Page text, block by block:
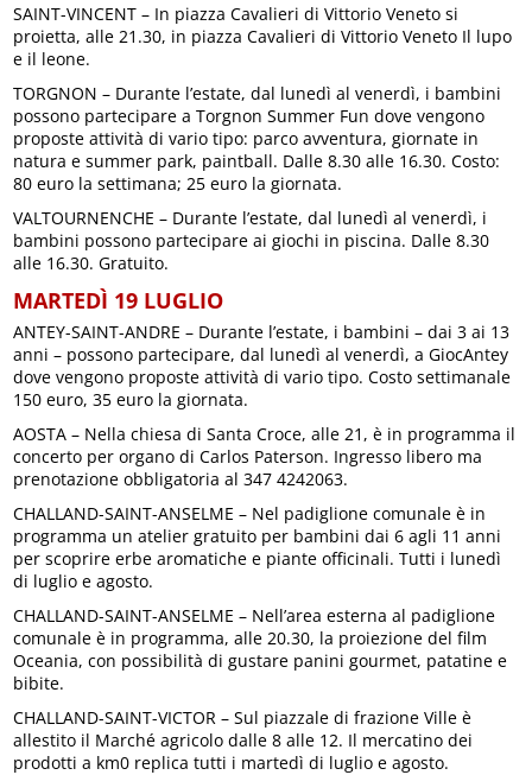
SAINT-VINCENT – In piazza Cavalieri di Vittorio Veneto si
proietta, alle 21.30, in piazza Cavalieri di Vittorio Veneto Il lupo
e il leone.
TORGNON – Durante l’estate, dal lunedì al venerdì, i bambini
possono partecipare a Torgnon Summer Fun dove vengono
proposte attività di vario tipo: parco avventura, giornate in
natura e summer park, paintball. Dalle 8.30 alle 16.30. Costo:
80 euro la settimana; 25 euro la giornata.
VALTOURNENCHE – Durante l’estate, dal lunedì al venerdì, i
bambini possono partecipare ai giochi in piscina. Dalle 8.30
alle 16.30. Gratuito.
MARTEDÌ 19 LUGLIO
ANTEY-SAINT-ANDRE – Durante l’estate, i bambini – dai 3 ai 13
anni – possono partecipare, dal lunedì al venerdì, a GiocAntey
dove vengono proposte attività di vario tipo. Costo settimanale
150 euro, 35 euro la giornata.
AOSTA – Nella chiesa di Santa Croce, alle 21, è in programma il
concerto per organo di Carlos Paterson. Ingresso libero ma
prenotazione obbligatoria al 347 4242063.
CHALLAND-SAINT-ANSELME – Nel padiglione comunale è in
programma un atelier gratuito per bambini dai 6 agli 11 anni
per scoprire erbe aromatiche e piante officinali. Tutti i lunedì
di luglio e agosto.
CHALLAND-SAINT-ANSELME – Nell’area esterna al padiglione
comunale è in programma, alle 20.30, la proiezione del film
Oceania, con possibilità di gustare panini gourmet, patatine e
bibite.
CHALLAND-SAINT-VICTOR – Sul piazzale di frazione Ville è
allestito il Marché agricolo dalle 8 alle 12. Il mercatino dei
prodotti a km0 replica tutti i martedì di luglio e agosto.